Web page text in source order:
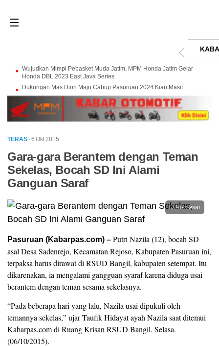
Wujudkan Mimpi Pebasket Muda Jatim, MPM Honda Jatim Gelar
Honda DBL 2023 East Java Series
Dukungan Mas Dion Maju Cabup Pasuruan 2024 Kian Masif
TERAS · 6 Okt 2015
Gara-gara Berantem dengan Teman
Sekelas, Bocah SD Ini Alami
Ganguan Saraf
Perbesar
Pasuruan (Kabarpas.com) – Putri Nazila (12), bocah SD
asal Desa Sadenrejo, Kecamatan Rejoso, Kabupaten Pasuruan ini,
terpaksa harus dirawat di RSUD Bangil, kabupaten setempat. Itu
dikarenakan, ia mengalami gangguan syaraf karena diduga usai
berantem dengan teman sesama sekelasnya.
“Pada beberapa hari yang lalu, Nazila usai dipukuli oleh
temannya sekelas‎,” ujar Taufik Hidayat ayah Nazila saat ditemui
Kabarpas.com di Ruang Krisan RSUD Bangil. Selasa.
(06/10/2015).